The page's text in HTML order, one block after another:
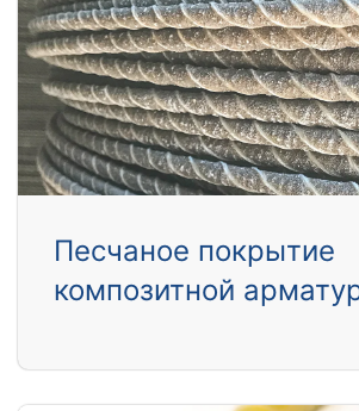
Песчаное покрытие
композитной